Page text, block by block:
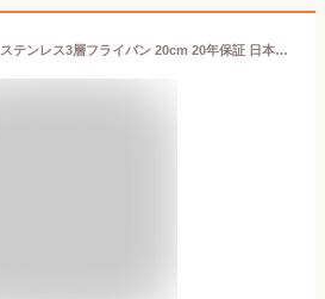
燕三条の職人が作る ステンレス3層フライパン 20cm 20年保証 日本製 ガス火・IH対応 アルミクラッド三層フライパン ステンレス製 フライパン フッ素不使用 フジノス 錆びにくい 鏡面仕上げ(代引不可)【送料無料】